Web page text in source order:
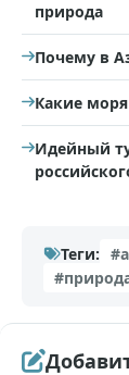
природа
Почему в
Какие моря
Идейный
Теги: